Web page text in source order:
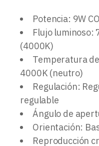
Potencia: 9W
Flujo luminoso:
(4000K)
Temperatura
4000K (neutro)
Regulación:
regulable
Ángulo de
Orientación:
Reproducción